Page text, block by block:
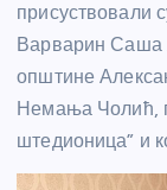
присуствовали
Варварин Саша
општине
Немања Чолић,
штедионица” и